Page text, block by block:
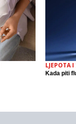
LJEPOTA I
Kada piti